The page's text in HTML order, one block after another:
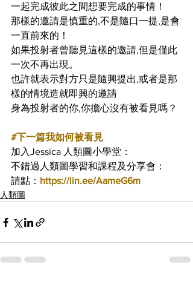
一起完成彼此之間想要完成的事情！
那樣的邀請是慎重的,不是隨口一提,是會
一直前來的！
如果投射者曾聽見這樣的邀請,但是僅此
一次不再出現。
也許就表示對方只是隨興提出,或者是那
樣的情境造就即興的邀請
身為投射者的你,你擔心沒有被看見嗎？
#下一篇我如何被看見
加入Jessica 人類圖小學堂：
不錯過人類圖學習和課程及分享會：
請點： https://lin.ee/AameG6m
人類圖